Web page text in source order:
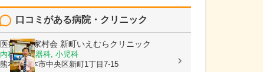
口コミがある病院・クリニック
医療法人家村会 新町いえむらクリニック
内科, 消化器科, 小児科
熊本県熊本市中央区新町1丁目7-15